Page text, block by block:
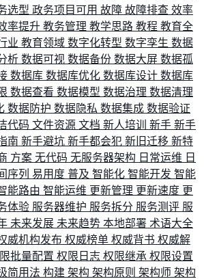
选型 政务项目可用 故障 故障排查 效率
率提升 教务管理 教学思路 教程 教育全
业 教育领域 数字化转型 数字孪生 数据
析 数据可视 数据备份 数据大屏 数据孤
数据库 数据库优化 数据库设计 数据库
数据查看 数据模型 数据治理 数据清理
数据防护 数据隐私 数据集成 数据验证
代码 文件资源 文档 新人培训 新手 新手
南 新手避坑 新手都会犯 新旧迁移 新特
方案 无代码 无服务器架构 日常运维 日
序列 易用度 普及 智能化 智能开发 智能
能路由 智能运维 更新管理 更新速度 更
体验 服务器维护 服务拆分 服务测评 服
未来发展 未来趋势 本地部署 术语大全
威机构发布 权威榜单 权威背书 权威解
批量配置 权限日志 权限继承 权限设置
简用法 构建 架构 架构原则 架构师 架构